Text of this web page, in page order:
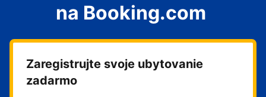
svoj penzión
svoje bed and breakfast
na Booking.com
Zaregistrujte svoje ubytovanie
zadarmo